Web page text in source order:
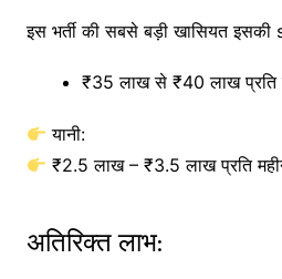
इस भर्ती की सबसे बड़ी खासियत
₹35 लाख से ₹40 लाख प्रति
यानी:
₹2.5 लाख – ₹3.5 लाख प्रति
अतिरिक्त लाभ: